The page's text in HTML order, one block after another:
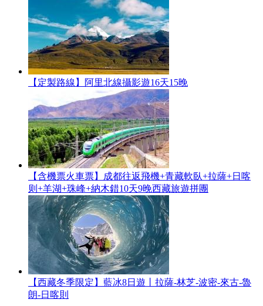
【定製路線】阿里北線攝影遊16天15晚
【含機票火車票】成都往返飛機+青藏軟臥+拉薩+日喀
则+羊湖+珠峰+納木錯10天9晚西藏旅遊拼團
【西藏冬季限定】藍冰8日遊丨拉薩-林芝-波密-來古-魯
朗-日喀則